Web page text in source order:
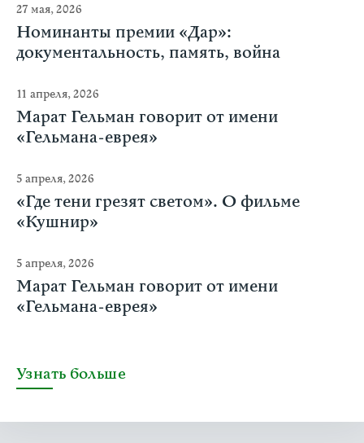
27 мая, 2026
Номинанты премии «Дар»:
документальность, память, война
11 апреля, 2026
Марат Гельман говорит от имени
«Гельмана-еврея»
5 апреля, 2026
«Где тени грезят светом». О фильме
«Кушнир»
5 апреля, 2026
Марат Гельман говорит от имени
«Гельмана-еврея»
Узнать больше